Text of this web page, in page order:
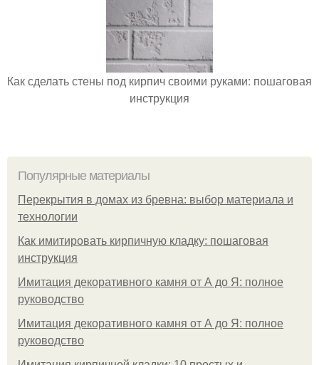
Как сделать стены под кирпич своими руками: пошаговая
инструкция
Популярные материалы
Перекрытия в домах из бревна: выбор материала и
технологии
Как имитировать кирпичную кладку: пошаговая
инструкция
Имитация декоративного камня от А до Я: полное
руководство
Имитация декоративного камня от А до Я: полное
руководство